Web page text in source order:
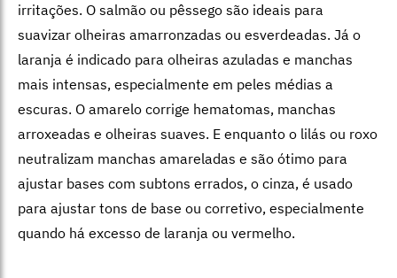
irritações. O salmão ou pêssego são ideais para
suavizar olheiras amarronzadas ou esverdeadas. Já o
laranja é indicado para olheiras azuladas e manchas
mais intensas, especialmente em peles médias a
escuras. O amarelo corrige hematomas, manchas
arroxeadas e olheiras suaves. E enquanto o lilás ou roxo
neutralizam manchas amareladas e são ótimo para
ajustar bases com subtons errados, o cinza, é usado
para ajustar tons de base ou corretivo, especialmente
quando há excesso de laranja ou vermelho.